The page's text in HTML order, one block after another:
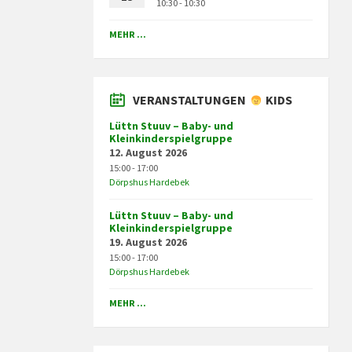
10:30 - 10:30
MEHR ...
VERANSTALTUNGEN KIDS
Lüttn Stuuv – Baby- und
Kleinkinderspielgruppe
12. August 2026
15:00 - 17:00
Dörpshus Hardebek
Lüttn Stuuv – Baby- und
Kleinkinderspielgruppe
19. August 2026
15:00 - 17:00
Dörpshus Hardebek
MEHR ...